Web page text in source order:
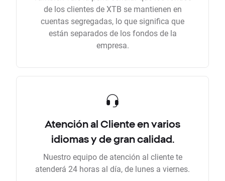
de los clientes de XTB se mantienen en
cuentas segregadas, lo que significa que
están separados de los fondos de la
empresa.
Atención al Cliente en varios
idiomas y de gran calidad.
Nuestro equipo de atención al cliente te
atenderá 24 horas al día, de lunes a viernes.